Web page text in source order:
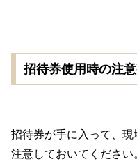
招待券使用時の注
招待券が手に入って、
注意しておいてください